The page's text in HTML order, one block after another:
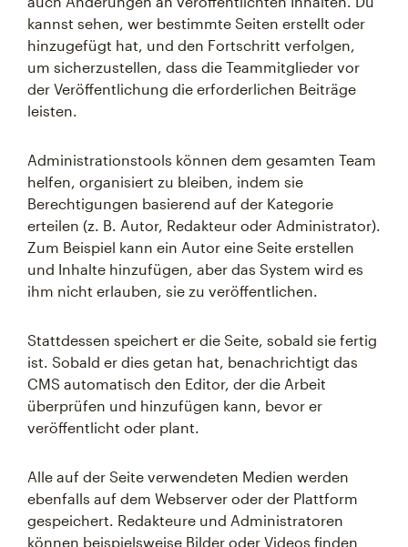
kannst sehen, wer bestimmte Seiten erstellt oder
hinzugefügt hat, und den Fortschritt verfolgen,
um sicherzustellen, dass die Teammitglieder vor
der Veröffentlichung die erforderlichen Beiträge
leisten.
Administrationstools können dem gesamten Team
helfen, organisiert zu bleiben, indem sie
Berechtigungen basierend auf der Kategorie
erteilen (z. B. Autor, Redakteur oder Administrator).
Zum Beispiel kann ein Autor eine Seite erstellen
und Inhalte hinzufügen, aber das System wird es
ihm nicht erlauben, sie zu veröffentlichen.
Stattdessen speichert er die Seite, sobald sie fertig
ist. Sobald er dies getan hat, benachrichtigt das
CMS automatisch den Editor, der die Arbeit
überprüfen und hinzufügen kann, bevor er
veröffentlicht oder plant.
Alle auf der Seite verwendeten Medien werden
ebenfalls auf dem Webserver oder der Plattform
gespeichert. Redakteure und Administratoren
können beispielsweise Bilder oder Videos finden